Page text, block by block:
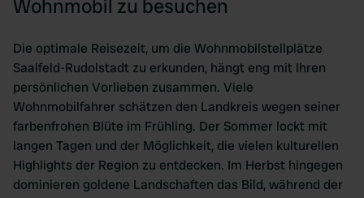
Wohnmobil zu besuchen
Die optimale Reisezeit, um die Wohnmobilstellplätze
Saalfeld-Rudolstadt zu erkunden, hängt eng mit Ihren
persönlichen Vorlieben zusammen. Viele
Wohnmobilfahrer schätzen den Landkreis wegen seiner
farbenfrohen Blüte im Frühling. Der Sommer lockt mit
langen Tagen und der Möglichkeit, die vielen kulturellen
Highlights der Region zu entdecken. Im Herbst hingegen
dominieren goldene Landschaften das Bild, während der